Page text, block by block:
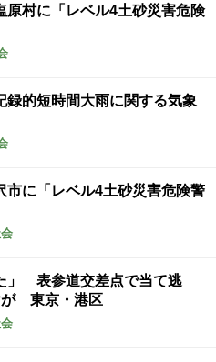
原村に「レベル4土砂災害危険
録的短時間大雨に関する気象
市に「レベル4土砂災害危険警
」 表参道交差点で当て逃
東京・港区